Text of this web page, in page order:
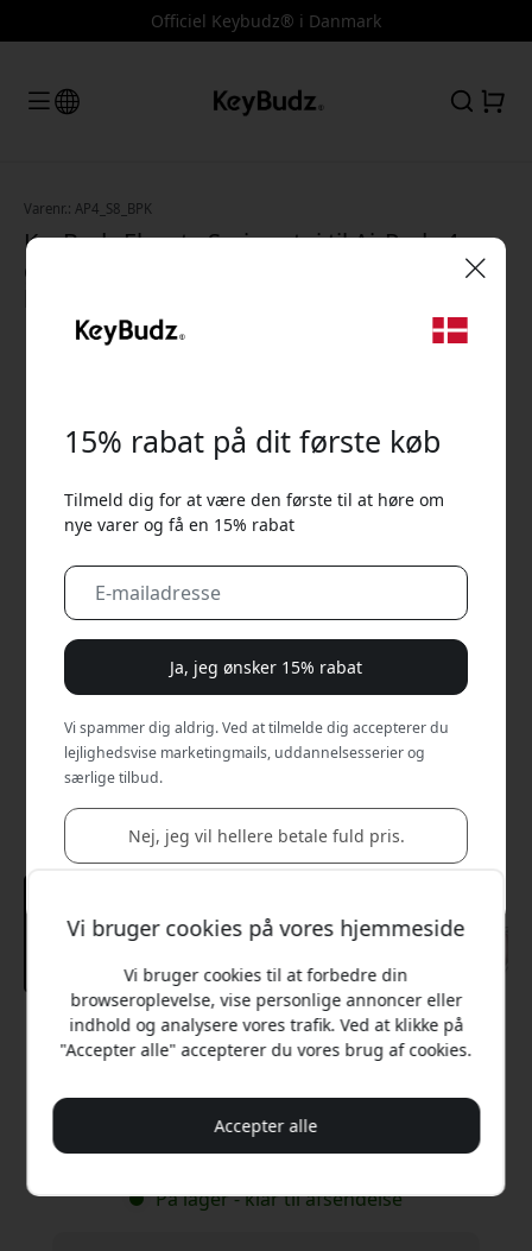
Officiel Keybudz® i Danmark
Varenr.: AP4_S8_BPK
KeyBudz Elevate Series etui til AirPods 4.
generation med nøgleringsholder samt
Anbefalet pris
149 DKK
Køb nu
På lager - klar til afsendelse
Vi bruger cookies på vores hjemmeside
Vi bruger cookies til at forbedre din
browseroplevelse, vise personlige annoncer eller
indhold og analysere vores trafik. Ved at klikke på
"Accepter alle" accepterer du vores brug af cookies.
Accepter alle
15% rabat på dit første køb
Tilmeld dig for at være den første til at høre om
nye varer og få en 15% rabat
Ja, jeg ønsker 15% rabat
Vi spammer dig aldrig. Ved at tilmelde dig accepterer du
lejlighedsvise marketingmails, uddannelsesserier og
særlige tilbud.
Nej, jeg vil hellere betale fuld pris.
Brug denne kode ved kassen for at få 15% rabat.